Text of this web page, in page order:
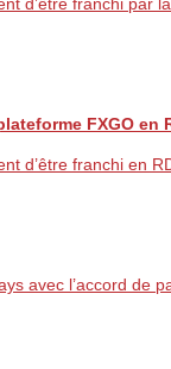
FXGO en
d’être franchi en
avec l’accord de